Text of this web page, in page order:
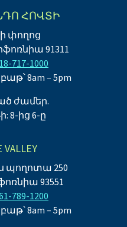
ՀՈՎՏԻ
փողոց
91311
717-1000
8am – 5pm
ժամեր.
8-ից 6-ը
պողոտա 250
93551
789-1200
8am – 5pm